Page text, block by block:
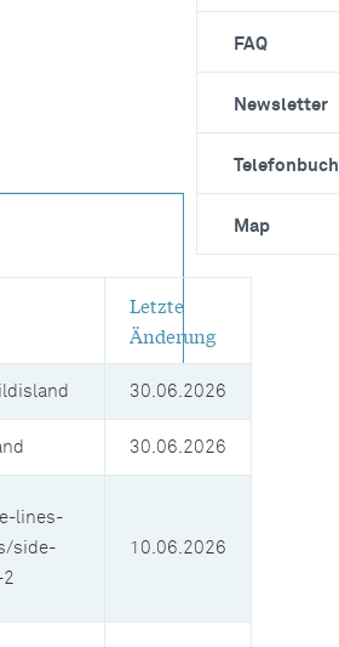
Letzte
Änderung
30.06.2026
30.06.2026
lines-
side-
10.06.2026
FAQ
Newsletter
Telefonbuch
Map